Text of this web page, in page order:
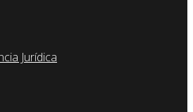
Jurídica